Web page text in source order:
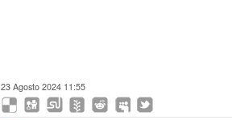
Agosto 2024 11:55